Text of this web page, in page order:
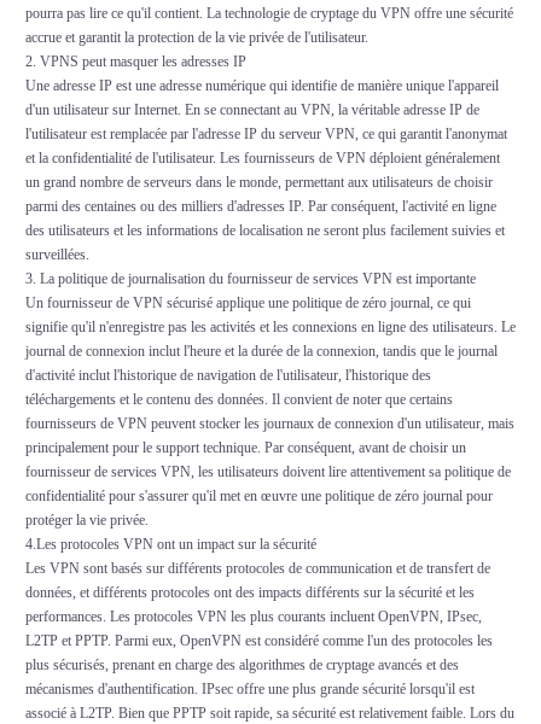
pourra pas lire ce qu'il contient. La technologie de cryptage du VPN offre une sécurité
accrue et garantit la protection de la vie privée de l'utilisateur.
2. VPNS peut masquer les adresses IP
Une adresse IP est une adresse numérique qui identifie de manière unique l'appareil
d'un utilisateur sur Internet. En se connectant au VPN, la véritable adresse IP de
l'utilisateur est remplacée par l'adresse IP du serveur VPN, ce qui garantit l'anonymat
et la confidentialité de l'utilisateur. Les fournisseurs de VPN déploient généralement
un grand nombre de serveurs dans le monde, permettant aux utilisateurs de choisir
parmi des centaines ou des milliers d'adresses IP. Par conséquent, l'activité en ligne
des utilisateurs et les informations de localisation ne seront plus facilement suivies et
surveillées.
3. La politique de journalisation du fournisseur de services VPN est importante
Un fournisseur de VPN sécurisé applique une politique de zéro journal, ce qui
signifie qu'il n'enregistre pas les activités et les connexions en ligne des utilisateurs. Le
journal de connexion inclut l'heure et la durée de la connexion, tandis que le journal
d'activité inclut l'historique de navigation de l'utilisateur, l'historique des
téléchargements et le contenu des données. Il convient de noter que certains
fournisseurs de VPN peuvent stocker les journaux de connexion d'un utilisateur, mais
principalement pour le support technique. Par conséquent, avant de choisir un
fournisseur de services VPN, les utilisateurs doivent lire attentivement sa politique de
confidentialité pour s'assurer qu'il met en œuvre une politique de zéro journal pour
protéger la vie privée.
4.Les protocoles VPN ont un impact sur la sécurité
Les VPN sont basés sur différents protocoles de communication et de transfert de
données, et différents protocoles ont des impacts différents sur la sécurité et les
performances. Les protocoles VPN les plus courants incluent OpenVPN, IPsec,
L2TP et PPTP. Parmi eux, OpenVPN est considéré comme l'un des protocoles les
plus sécurisés, prenant en charge des algorithmes de cryptage avancés et des
mécanismes d'authentification. IPsec offre une plus grande sécurité lorsqu'il est
associé à L2TP. Bien que PPTP soit rapide, sa sécurité est relativement faible. Lors du